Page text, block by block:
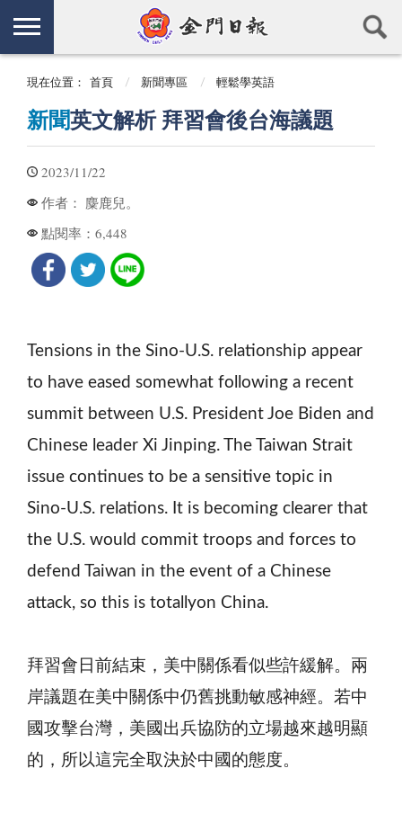
現在位置： 首頁 新聞專區 輕鬆學英語
新聞英文解析 拜習會後台海議題
2023/11/22
作者： 麋鹿兒。
點閱率： 6,448
Tensions in the Sino-U.S. relationship appear
to have eased somewhat following a recent
summit between U.S. President Joe Biden and
Chinese leader Xi Jinping. The Taiwan Strait
issue continues to be a sensitive topic in
Sino-U.S. relations. It is becoming clearer that
the U.S. would commit troops and forces to
defend Taiwan in the event of a Chinese
attack, so this is totallyon China.
拜習會日前結束，美中關係看似些許緩解。兩
岸議題在美中關係中仍舊挑動敏感神經。若中
國攻擊台灣，美國出兵協防的立場越來越明顯
的，所以這完全取決於中國的態度。